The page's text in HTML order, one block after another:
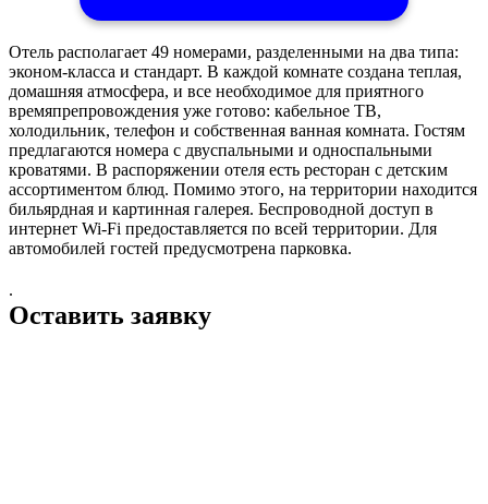
Отель располагает 49 номерами, разделенными на два типа:
эконом-класса и стандарт. В каждой комнате создана теплая,
домашняя атмосфера, и все необходимое для приятного
времяпрепровождения уже готово: кабельное ТВ,
холодильник, телефон и собственная ванная комната. Гостям
предлагаются номера с двуспальными и односпальными
кроватями. В распоряжении отеля есть ресторан с детским
ассортиментом блюд. Помимо этого, на территории находится
бильярдная и картинная галерея. Беспроводной доступ в
интернет Wi-Fi предоставляется по всей территории. Для
автомобилей гостей предусмотрена парковка.
.
Оставить заявку